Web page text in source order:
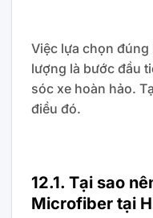
Việc lựa chọn
lượng là bước đầu
sóc xe hoàn hảo.
điều đó.
12.1. Tại sao
Microfiber tại